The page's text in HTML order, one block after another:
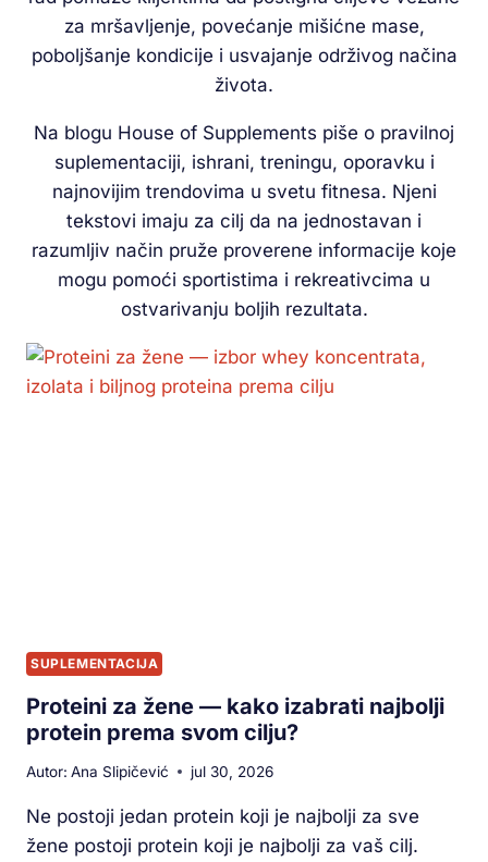
za mršavljenje, povećanje mišićne mase,
poboljšanje kondicije i usvajanje održivog načina
života.
Na blogu House of Supplements piše o pravilnoj
suplementaciji, ishrani, treningu, oporavku i
najnovijim trendovima u svetu fitnesa. Njeni
tekstovi imaju za cilj da na jednostavan i
razumljiv način pruže proverene informacije koje
mogu pomoći sportistima i rekreativcima u
ostvarivanju boljih rezultata.
SUPLEMENTACIJA
Proteini za žene — kako izabrati najbolji
protein prema svom cilju?
Autor: Ana Slipičević jul 30, 2026
Ne postoji jedan protein koji je najbolji za sve
žene postoji protein koji je najbolji za vaš cilj.